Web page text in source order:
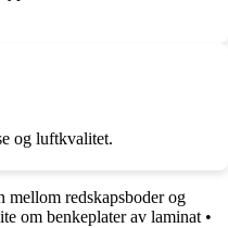
og luftkvalitet.
redskapsboder og
om benkeplater av laminat •